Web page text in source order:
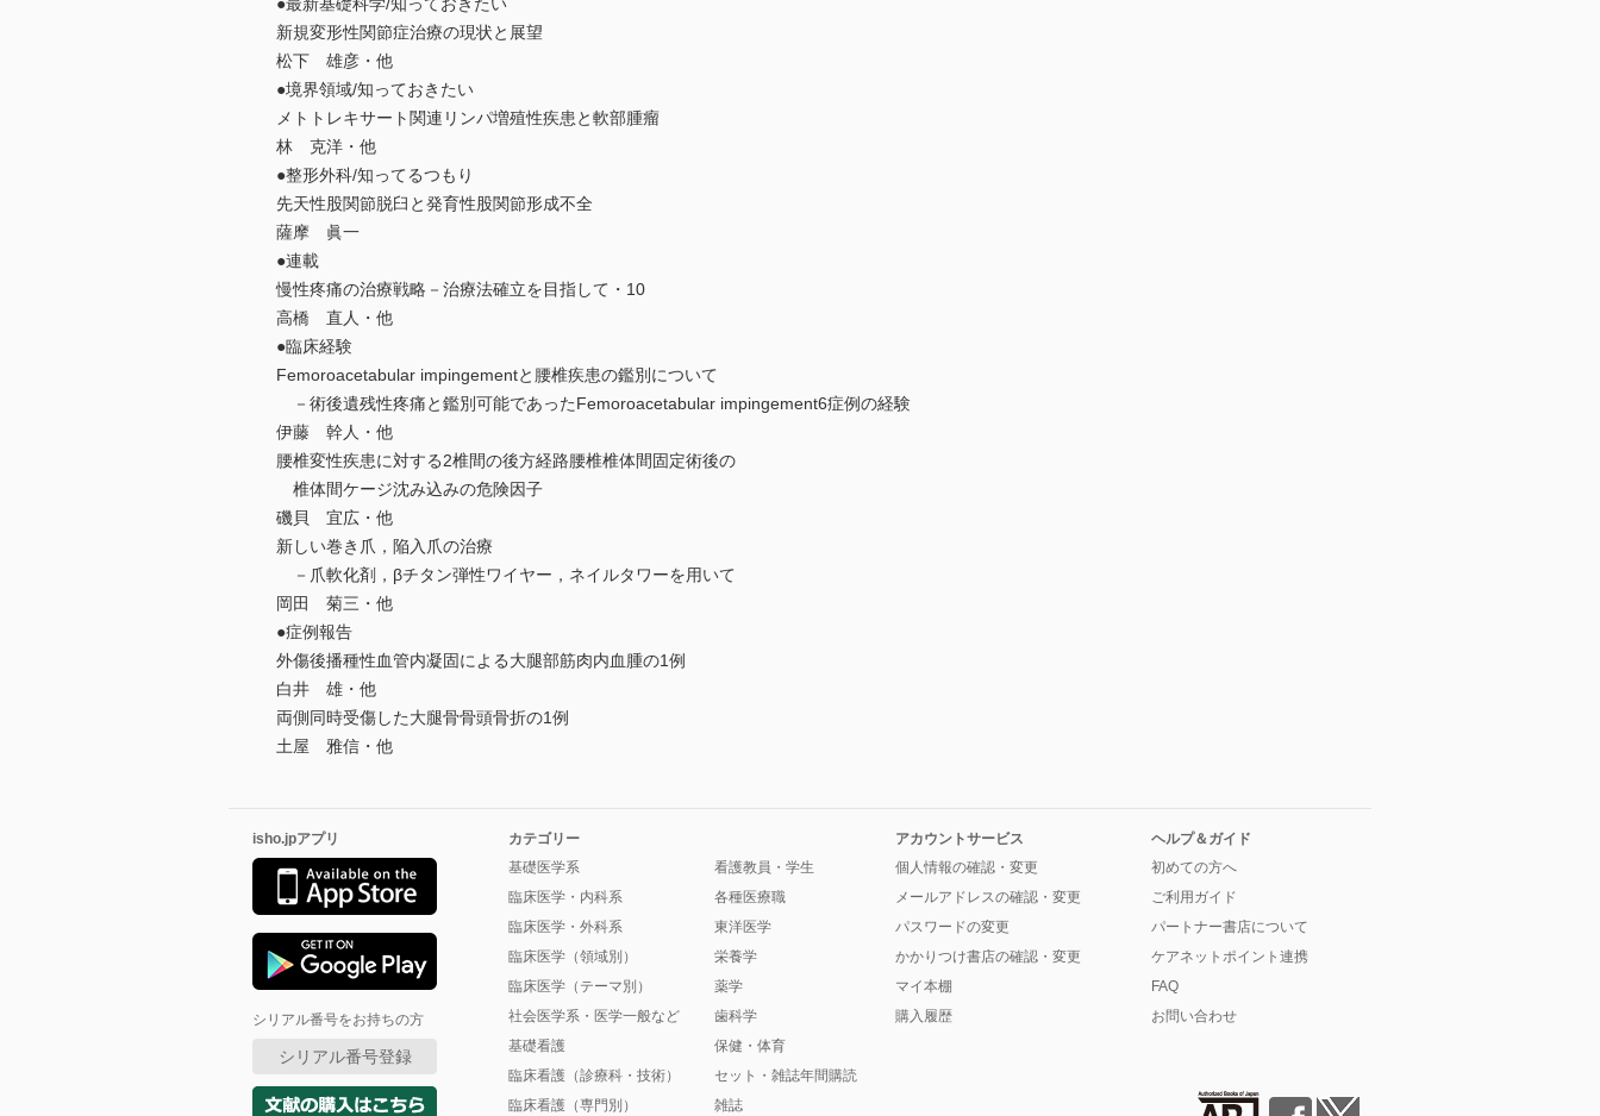
●最新基礎科学/知っておきたい
新規変形性関節症治療の現状と展望
松下 雄彦・他
●境界領域/知っておきたい
メトトレキサート関連リンパ増殖性疾患と軟部腫瘤
林 克洋・他
●整形外科/知ってるつもり
先天性股関節脱臼と発育性股関節形成不全
薩摩 眞一
●連載
慢性疼痛の治療戦略－治療法確立を目指して・10
高橋 直人・他
●臨床経験
Femoroacetabular impingementと腰椎疾患の鑑別について
－術後遺残性疼痛と鑑別可能であったFemoroacetabular impingement6症例の経験
伊藤 幹人・他
腰椎変性疾患に対する2椎間の後方経路腰椎椎体間固定術後の
椎体間ケージ沈み込みの危険因子
磯貝 宜広・他
新しい巻き爪，陥入爪の治療
－爪軟化剤，βチタン弾性ワイヤー，ネイルタワーを用いて
岡田 菊三・他
●症例報告
外傷後播種性血管内凝固による大腿部筋肉内血腫の1例
白井 雄・他
両側同時受傷した大腿骨骨頭骨折の1例
土屋 雅信・他
isho.jpアプリ
シリアル番号をお持ちの方
シリアル番号登録
カテゴリー
基礎医学系
臨床医学・内科系
臨床医学・外科系
臨床医学（領域別）
臨床医学（テーマ別）
社会医学系・医学一般など
基礎看護
臨床看護（診療科・技術）
臨床看護（専門別）
看護教員・学生
各種医療職
東洋医学
栄養学
薬学
歯科学
保健・体育
セット・雑誌年間購読
雑誌
アカウントサービス
個人情報の確認・変更
メールアドレスの確認・変更
パスワードの変更
かかりつけ書店の確認・変更
マイ本棚
購入履歴
ヘルプ＆ガイド
初めての方へ
ご利用ガイド
パートナー書店について
ケアネットポイント連携
FAQ
お問い合わせ